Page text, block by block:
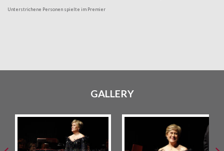
Unterstrichene Personen spielte im Premier
GALLERY